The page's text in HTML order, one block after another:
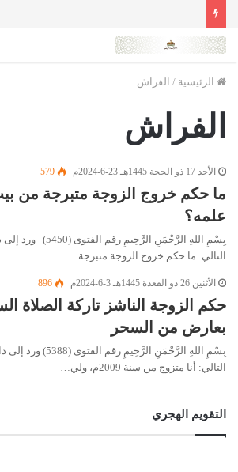
الرئيسية / الفراش
الفراش
الأحد 17 ذو الحجة 1445هـ 23-6-2024م 579
ما حكم خروج الزوجة متبرجة من
علمه؟
بِسْمِ اللهِ الرَّحْمَنِ
التالي: ما حكم خروج الزوجة متبرجة…
الأثنين 26 ذو القعدة 1445هـ 3-6-2024م 896
حكم الزوجة الناشز تاركة الصلاة
بعارض من السحر
بِسْمِ اللهِ الرَّحْمَنِ الرَّحِيمِ
التالي: أنا متزوج من سنة 2009م، ولي…
التقويم الهجري